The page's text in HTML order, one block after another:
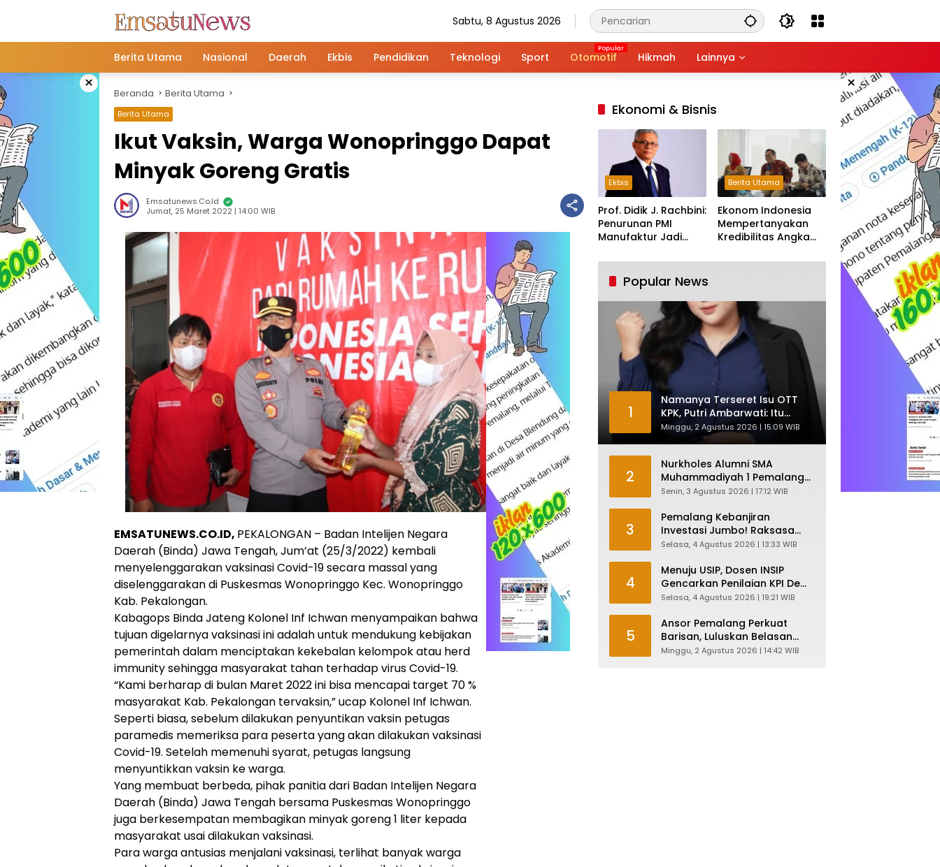
Sabtu, 8 Agustus 2026
Berita Utama Nasional Daerah Ekbis Pendidikan Teknologi Sport Otomotif Hikmah Lainnya
× ×
Beranda Berita Utama
Berita Utama
Ikut Vaksin, Warga Wonopringgo Dapat
Minyak Goreng Gratis
Emsatunews.co.id
Jumat, 25 Maret 2022 | 14:00 WIB
EMSATUNEWS.CO.ID, PEKALONGAN – Badan Intelijen Negara
Daerah (Binda) Jawa Tengah, Jum’at (25/3/2022) kembali
menyelenggarakan vaksinasi Covid-19 secara massal yang
diselenggarakan di Puskesmas Wonopringgo Kec. Wonopringgo
Kab. Pekalongan.
Kabagops Binda Jateng Kolonel Inf Ichwan menyampaikan bahwa
tujuan digelarnya vaksinasi ini adalah untuk mendukung kebijakan
pemerintah dalam menciptakan kekebalan kelompok atau herd
immunity sehingga masyarakat tahan terhadap virus Covid-19.
“Kami berharap di bulan Maret 2022 ini bisa mencapai target 70 %
masyarakat Kab. Pekalongan tervaksin,” ucap Kolonel Inf Ichwan.
Seperti biasa, sebelum dilakukan penyuntikan vaksin petugas
paramedis memeriksa para peserta yang akan dilakukan vaksinasi
Covid-19. Setelah memenuhi syarat, petugas langsung
menyuntikkan vaksin ke warga.
Yang membuat berbeda, pihak panitia dari Badan Intelijen Negara
Daerah (Binda) Jawa Tengah bersama Puskesmas Wonopringgo
juga berkesempatan membagikan minyak goreng 1 liter kepada
masyarakat usai dilakukan vaksinasi.
Para warga antusias menjalani vaksinasi, terlihat banyak warga
Ekonomi & Bisnis
Ekbis
Prof. Didik J. Rachbini:
Penurunan PMI
Manufaktur Jadi
Industri Nasional
Berita Utama
Ekonom Indonesia
Mempertanyakan
Kredibilitas Angka
Tumbuh Tapi Rapuh
Popular News
1
Namanya Terseret Isu OTT
KPK, Putri Ambarwati: Itu
Hanya Kesamaan Nama
Minggu, 2 Agustus 2026 | 15:09 WIB
2
Nurkholes Alumni SMA
Muhammadiyah 1 Pemalang
Angkatan 1986 Resmi
Pesan Ketua Asmam 86
Senin, 3 Agustus 2026 | 17:12 WIB
3
Pemalang Kebanjiran
Investasi Jumbo! Raksasa
Garmen Jepang Siap Bangun
Tenaga Kerja
Selasa, 4 Agustus 2026 | 13:33 WIB
4
Menuju USIP, Dosen INSIP
Gencarkan Penilaian KPI Demi
Mutu Akademik
Selasa, 4 Agustus 2026 | 19:21 WIB
5
Ansor Pemalang Perkuat
Barisan, Luluskan Belasan
Kader Diklatsar
Minggu, 2 Agustus 2026 | 14:42 WIB